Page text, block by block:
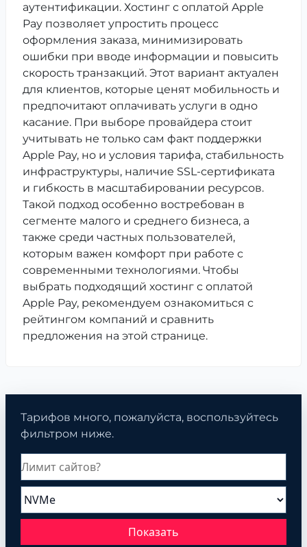
аутентификации. Хостинг с оплатой Apple
Pay позволяет упростить процесс
оформления заказа, минимизировать
ошибки при вводе информации и повысить
скорость транзакций. Этот вариант актуален
для клиентов, которые ценят мобильность и
предпочитают оплачивать услуги в одно
касание. При выборе провайдера стоит
учитывать не только сам факт поддержки
Apple Pay, но и условия тарифа, стабильность
инфраструктуры, наличие SSL-сертификата
и гибкость в масштабировании ресурсов.
Такой подход особенно востребован в
сегменте малого и среднего бизнеса, а
также среди частных пользователей,
которым важен комфорт при работе с
современными технологиями. Чтобы
выбрать подходящий хостинг с оплатой
Apple Pay, рекомендуем ознакомиться с
рейтингом компаний и сравнить
предложения на этой странице.
Тарифов много, пожалуйста, воспользуйтесь
фильтром ниже.
Показать